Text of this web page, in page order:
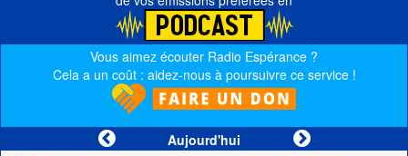
Vous aimez écouter Radio Espérance ?
Cela a un coût : aidez-nous à poursuivre ce service !
Aujourd'hui